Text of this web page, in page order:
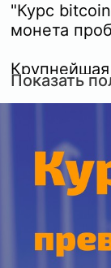
"Курс
монета
среду, 10
новый
Сейчас
в зеленой
превысила
несколько
на 2%.
задача не
Показать